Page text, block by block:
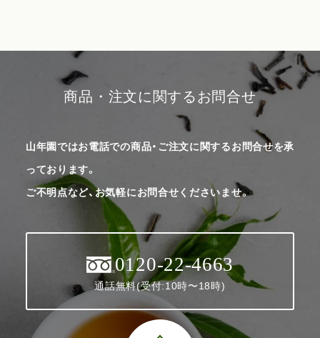
商品・注文に関するお問合せ
山年園ではお電話での商品・ご注文に関するお問合せを承
っております。
ご不明点など、お気軽にお問合せくださいませ。
0120-22-4663
通話無料(受付:10時〜18時)